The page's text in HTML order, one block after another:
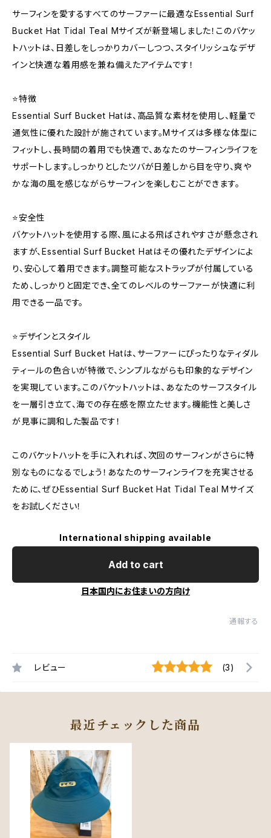
サーフィンを愛するすべてのサーファーに最適なEssential Surf
Bucket Hat Tidal Teal Mサイズが新登場しました！このバケッ
トハットは、日差しをしっかりカバーしつつ、スタイリッシュなデザ
インと快適な着用感を兼ね備えたアイテムです！
⭐️特徴
Essential Surf Bucket Hatは、高品質な素材を使用し、軽量で
通気性に優れた設計が施されています。Mサイズは多様な体型に
フィットし、長時間の着用でも快適で、あなたのサーフィンライフを
サポートします。しっかりとしたツバが日差しから目を守り、爽や
かな海の風を感じながらサーフィンを楽しむことができます。
⭐️安全性
バケットハットを使用する際、風による飛ばされやすさが懸念され
ますが、Essential Surf Bucket Hatはその優れたデザインによ
り、安心して着用できます。調整可能なストラップが付属している
ため、しっかりと固定でき、全てのレベルのサーファーが快適に利
用できる一品です。
⭐️デザインとスタイル
Essential Surf Bucket Hatは、サーファーにぴったりなティダル
ティールの色合いが特徴で、シンプルながらも印象的なデザイン
を実現しています。このバケットハットは、あなたのサーフスタイル
を一層引き立て、海での存在感を際立たせます。機能性と美しさ
が見事に調和した製品です！
このバケットハットを手に入れれば、次回のサーフィンがさらに特
別なものになるでしょう！あなたのサーフィンライフを充実させる
ために、ぜひEssential Surf Bucket Hat Tidal Teal Mサイズ
をお試しください！
International shipping available
Add to cart
日本国内にお住まいの方向け
通報する
レビュー (3)
最近チェックした商品